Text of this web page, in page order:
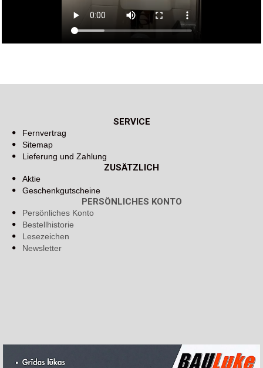
SERVICE
Fernvertrag
Sitemap
Lieferung und Zahlung
ZUSÄTZLICH
Aktie
Geschenkgutscheine
PERSÖNLICHES KONTO
Persönliches Konto
Bestellhistorie
Lesezeichen
Newsletter